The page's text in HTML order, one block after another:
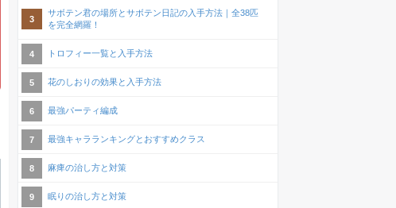
サボテン君の場所とサボテン日記の入手方法｜全38匹
を完全網羅！
トロフィー一覧と入手方法
花のしおりの効果と入手方法
最強パーティ編成
最強キャラランキングとおすすめクラス
麻痺の治し方と対策
眠りの治し方と対策